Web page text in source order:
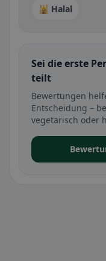
🕌 Halal
Sei die erste
teilt
Bewertungen
Entscheidung –
vegetarisch oder